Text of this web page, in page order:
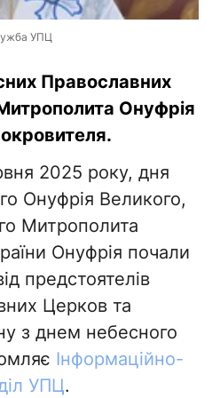
УПЦ
Православних
Онуфрія
2025 року, дня
Онуфрія Великого,
Митрополита
Онуфрія почали
предстоятелів
Церков та
з днем небесного
Інформаційно-
УПЦ.